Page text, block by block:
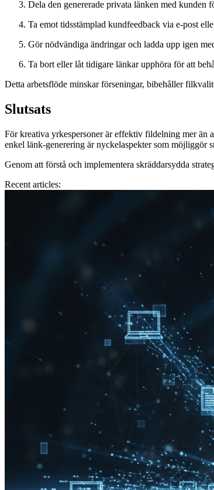
Dela den genererade privata länken med kunden
Ta emot tidsstämplad kundfeedback via e-post
Gör nödvändiga ändringar och ladda upp igen
Ta bort eller låt tidigare länkar upphöra för att
Detta arbetsflöde minskar förseningar, bibehåller
Slutsats
För kreativa yrkespersoner är effektiv fildelning mer än
enkel länk-generering är nyckelaspekter som möjliggör
Genom att förstå och implementera skräddarsydda
Recent articles: